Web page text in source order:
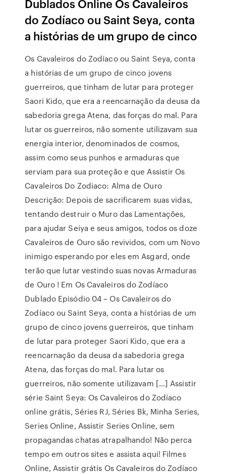
Dublados Online Os Cavaleiros
do Zodíaco ou Saint Seya, conta
a histórias de um grupo de cinco
Os Cavaleiros do Zodíaco ou Saint Seya, conta
a histórias de um grupo de cinco jovens
guerreiros, que tinham de lutar para proteger
Saori Kido, que era a reencarnação da deusa da
sabedoria grega Atena, das forças do mal. Para
lutar os guerreiros, não somente utilizavam sua
energia interior, denominados de cosmos,
assim como seus punhos e armaduras que
serviam para sua proteção e que Assistir Os
Cavaleiros Do Zodiaco: Alma de Ouro
Descrição: Depois de sacrificarem suas vidas,
tentando destruir o Muro das Lamentações,
para ajudar Seiya e seus amigos, todos os doze
Cavaleiros de Ouro são revividos, com um Novo
inimigo esperando por eles em Asgard, onde
terão que lutar vestindo suas novas Armaduras
de Ouro ! Em Os Cavaleiros do Zodíaco
Dublado Episódio 04 – Os Cavaleiros do
Zodíaco ou Saint Seya, conta a histórias de um
grupo de cinco jovens guerreiros, que tinham
de lutar para proteger Saori Kido, que era a
reencarnação da deusa da sabedoria grega
Atena, das forças do mal. Para lutar os
guerreiros, não somente utilizavam […] Assistir
série Saint Seya: Os Cavaleiros do Zodíaco
online grátis, Séries RJ, Séries Bk, Minha Series,
Series Online, Assistir Series Online, sem
propagandas chatas atrapalhando! Não perca
tempo em outros sites e assista aqui! Filmes
Online, Assistir grátis Os Cavaleiros do Zodíaco